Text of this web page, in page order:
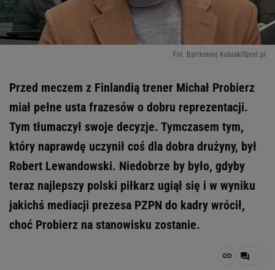
Fot. Bartłomiej Kubiak/Sport.pl
Przed meczem z Finlandią trener Michał Probierz
miał pełne usta frazesów o dobru reprezentacji.
Tym tłumaczył swoje decyzje. Tymczasem tym,
który naprawdę uczynił coś dla dobra drużyny, był
Robert Lewandowski. Niedobrze by było, gdyby
teraz najlepszy polski piłkarz ugiął się i w wyniku
jakichś mediacji prezesa PZPN do kadry wrócił,
choć Probierz na stanowisku zostanie.